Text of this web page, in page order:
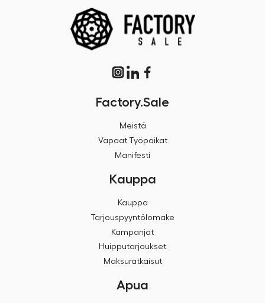
Factory.Sale
Meistä
Vapaat Työpaikat
Manifesti
Kauppa
Kauppa
Tarjouspyyntölomake
Kampanjat
Huipputarjoukset
Maksuratkaisut
Apua